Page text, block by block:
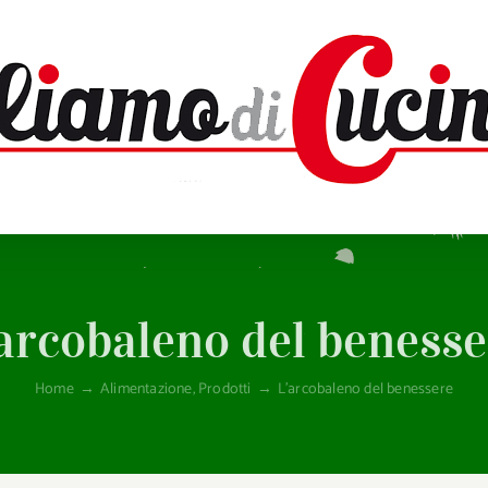
del
Home → Alimentazione,Prodotti → L’arcobaleno del benessere